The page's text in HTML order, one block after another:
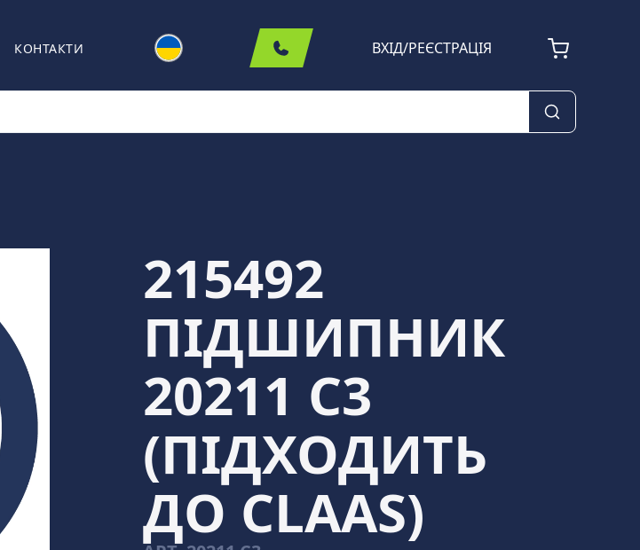
КОНТАКТИ ВХІД/РЕЄСТРАЦІЯ
215492
ПІДШИПНИК
20211 C3
(ПІДХОДИТЬ
ДО CLAAS)